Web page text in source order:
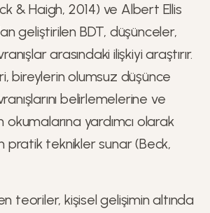
& Haigh, 2014) ve Albert Ellis
geliştirilen BDT, düşünceler,
arasındaki ilişkiyi araştırır.
bireylerin olumsuz düşünce
belirlemelerine ve
yardımcı olarak
pratik teknikler sunar (Beck,
teoriler, kişisel gelişimin altında